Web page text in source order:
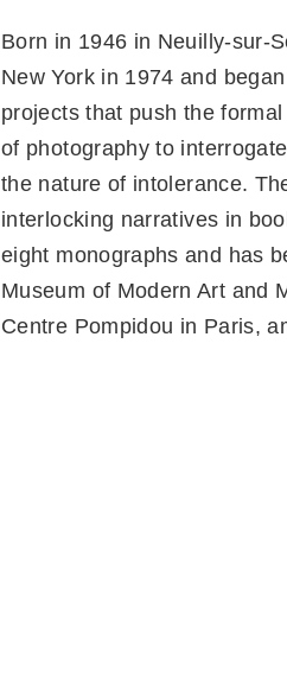
Born in 1946 in Neuilly-sur-
New York in 1974 and
projects that push the
of photography to
the nature of intolerance.
interlocking narratives in
eight monographs and has
Museum of Modern Art and
Centre Pompidou in Paris,